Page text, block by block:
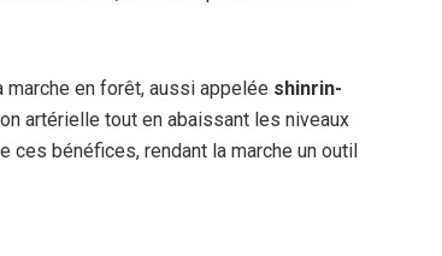
marche en forêt, aussi appelée shinrin-
artérielle tout en abaissant les niveaux
ces bénéfices, rendant la marche un outil